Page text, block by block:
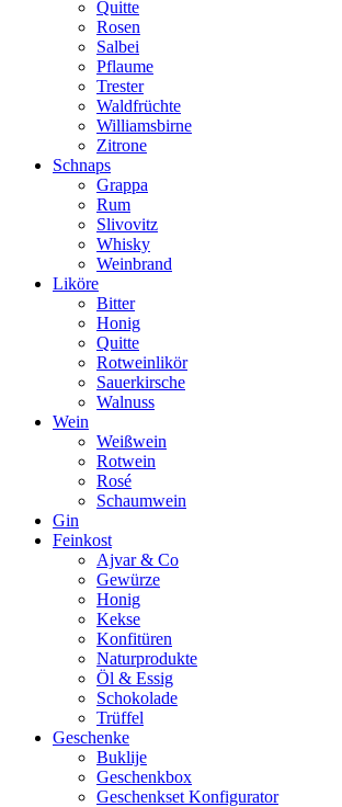
Quitte
Rosen
Salbei
Pflaume
Trester
Waldfrüchte
Williamsbirne
Zitrone
Schnaps
Grappa
Rum
Slivovitz
Whisky
Weinbrand
Liköre
Bitter
Honig
Quitte
Rotweinlikör
Sauerkirsche
Walnuss
Wein
Weißwein
Rotwein
Rosé
Schaumwein
Gin
Feinkost
Ajvar & Co
Gewürze
Honig
Kekse
Konfitüren
Naturprodukte
Öl & Essig
Schokolade
Trüffel
Geschenke
Buklije
Geschenkbox
Geschenkset Konfigurator